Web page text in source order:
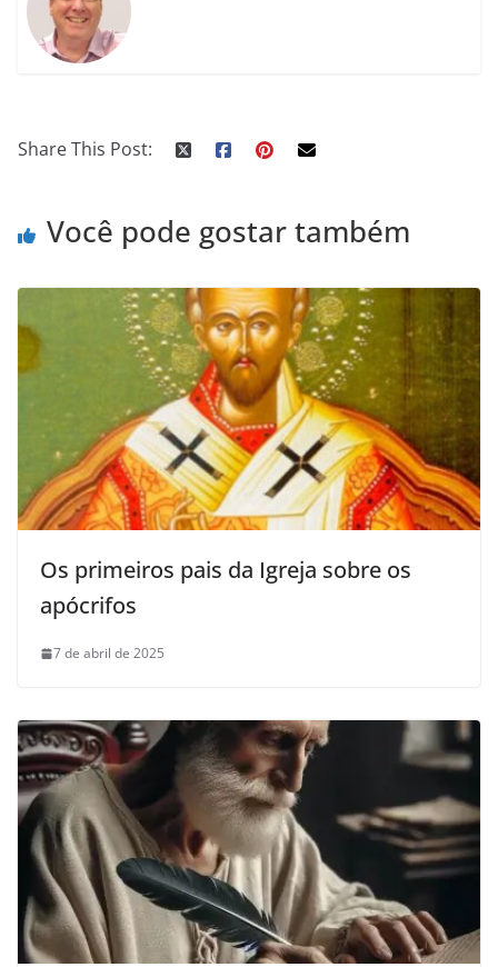
Share This Post:
Você pode gostar também
Os primeiros pais da Igreja sobre os
apócrifos
7 de abril de 2025